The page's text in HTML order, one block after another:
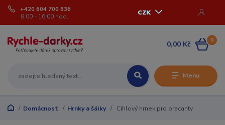
Menu
CZK
+420 604 700 836
8:00 - 16:00 hod.
0
0,00 Kč
Domácnost Hrnky a šálky Cihlový hrnek pro pracanty